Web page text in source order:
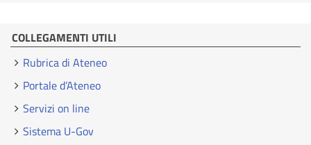
COLLEGAMENTI UTILI
Rubrica di Ateneo
Portale d’Ateneo
Servizi on line
Sistema U-Gov